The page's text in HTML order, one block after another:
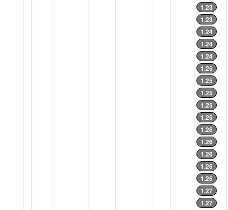
1.23
1.23
1.24
1.24
1.24
1.25
1.25
1.25
1.25
1.25
1.26
1.26
1.26
1.26
1.26
1.27
1.27